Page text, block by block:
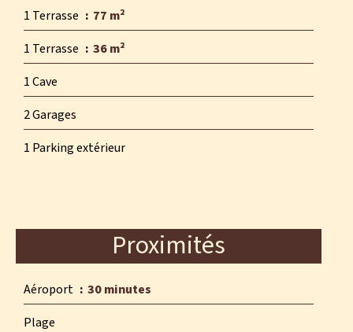
1 Terrasse
77 m²
1 Terrasse
36 m²
1 Cave
2 Garages
1 Parking extérieur
Proximités
Aéroport
30 minutes
Plage